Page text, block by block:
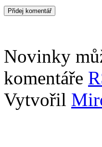
Novinky
komentáře
Vytvořil